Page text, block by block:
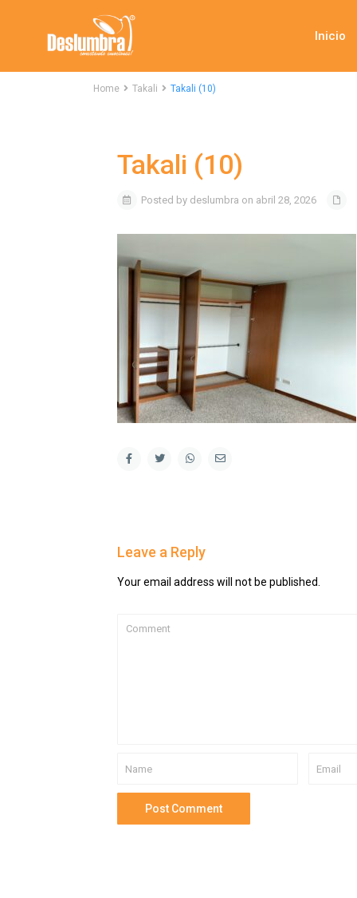
Inicio
Home Takali Takali (10)
Takali (10)
Posted by deslumbra on abril 28, 2026
Leave a Reply
Your email address will not be published.